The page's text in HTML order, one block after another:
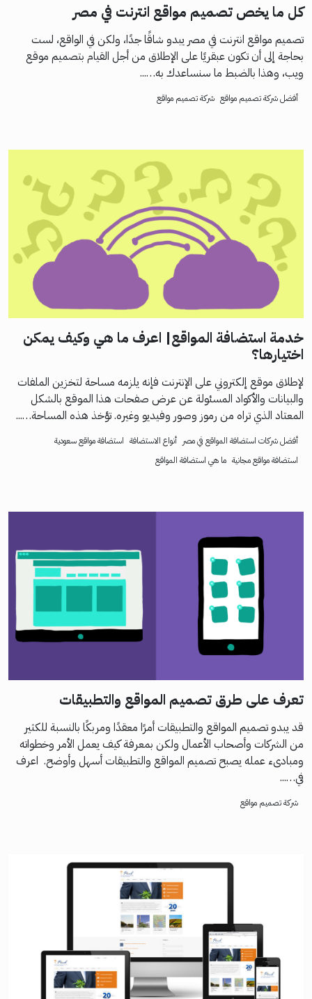
كل ما يخص تصميم مواقع انترنت في مصر
تصميم مواقع انترنت في مصر يبدو شاقًا جدًا، ولكن في الواقع، لست
بحاجة إلى أن تكون عبقريًا على الإطلاق من أجل القيام بتصميم موقع
ويب، وهذا بالضبط ما سنساعدك به…...
أفضل شركة تصميم مواقع شركة تصميم مواقع
خدمة استضافة المواقع| اعرف ما هي وكيف يمكن
اختيارها؟
لإطلاق موقع إلكتروني على الإنترنت فإنه يلزمه مساحة لتخزين الملفات
والبيانات والأكواد المسئولة عن عرض صفحات هذا الموقع بالشكل
المعتاد الذي تراه من رموز وصور وفيديو وغيره. تؤخذ هذه المساحة…...
أفضل شركات استضافة المواقع في مصر أنواع الاستضافة استضافة مواقع سعودية
استضافة مواقع مجانية ما هي استضافة المواقع
تعرف على طرق تصميم المواقع والتطبيقات
قد يبدو تصميم المواقع والتطبيقات أمرًا معقدًا ومربكًا بالنسبة للكثير
من الشركات وأصحاب الأعمال ولكن بمعرفة كيف يعمل الأمر وخطواته
ومبادىء عمله يصبح تصميم المواقع والتطبيقات أسهل وأوضح. اعرف
في…...
شركة تصميم مواقع